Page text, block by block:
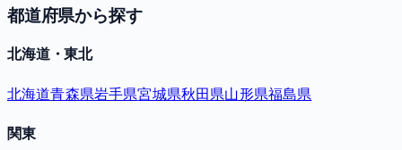
都道府県から探す
北海道・東北
北海道青森県岩手県宮城県秋田県山形県福島県
関東